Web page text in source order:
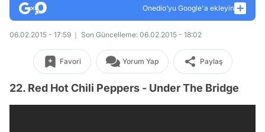
Onedio’yu Google'a ekleyin
06.02.2015 - 17:59 Son Güncelleme: 06.02.2015 - 18:02
Favori Yorum Yap Paylaş
22. Red Hot Chili Peppers - Under The Bridge